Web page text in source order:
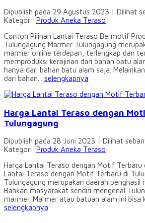
Dipublish pada 29 Agustus 2023 | Dilihat
Kategori: Produk Aneka Teraso
Contoh Pilihan Lantai Teraso Bermotif
Tulungagung Marmer Tulungagung
marmer online terdepan, terlengkap dan
memproduksi kerajinan dari bahan batu
hanya dari bahan batu alam saja.
dari bahan... selengkapnya
Harga Lantai Teraso dengan
Tulungagung
Dipublish pada 28 Juni 2023 | Dilihat
Kategori: Produk Aneka Teraso
Harga Lantai Teraso dengan Motif Terbaru
Lantai Teraso dengan Motif Terbaru di
Tulungagung merupakan daerah penghasil
Bahkan masyarakat sendiri mengenal
marmer. Marmer atau batuan alam ini bisa
selengkapnya